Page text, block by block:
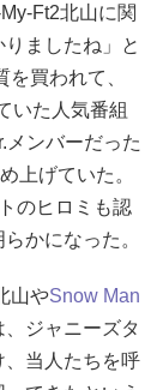
Ft2北山に関
ましたね」と
買われて、
いた人気番組
メンバーだった
上げていた。
のヒロミも認
かになった。
山やSnow Man
ジャニーズタ
、当人たちを呼